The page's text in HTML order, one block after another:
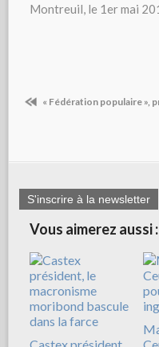
Montreuil, le 1er mai
« Fédération populaire »,
S'inscrire à la newsletter
Vous aimerez aussi :
Castex président,